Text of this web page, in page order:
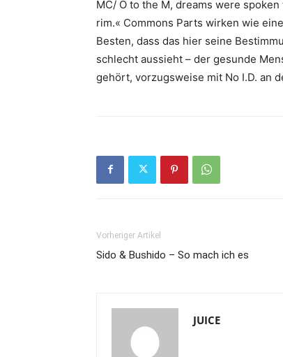
MC/ O to the M, dreams were
rim.« Commons Parts wirken wie
Besten, dass das hier seine
schlecht aussieht – der gesunde
gehört, vorzugsweise mit No I.D. an
Vorheriger Artikel
Sido & Bushido – So mach ich es
JUICE